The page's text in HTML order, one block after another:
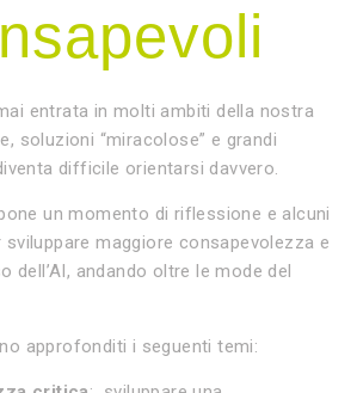
entrata in molti ambiti della nostra
soluzioni “miracolose” e grandi
difficile orientarsi davvero.
un momento di riflessione e alcuni
maggiore consapevolezza e
dell’AI, andando oltre le mode del
approfonditi i seguenti temi: